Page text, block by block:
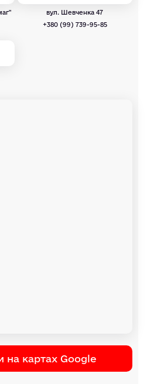
вул. Шевченка 47
+380 (99) 739-95-85
на картах Google